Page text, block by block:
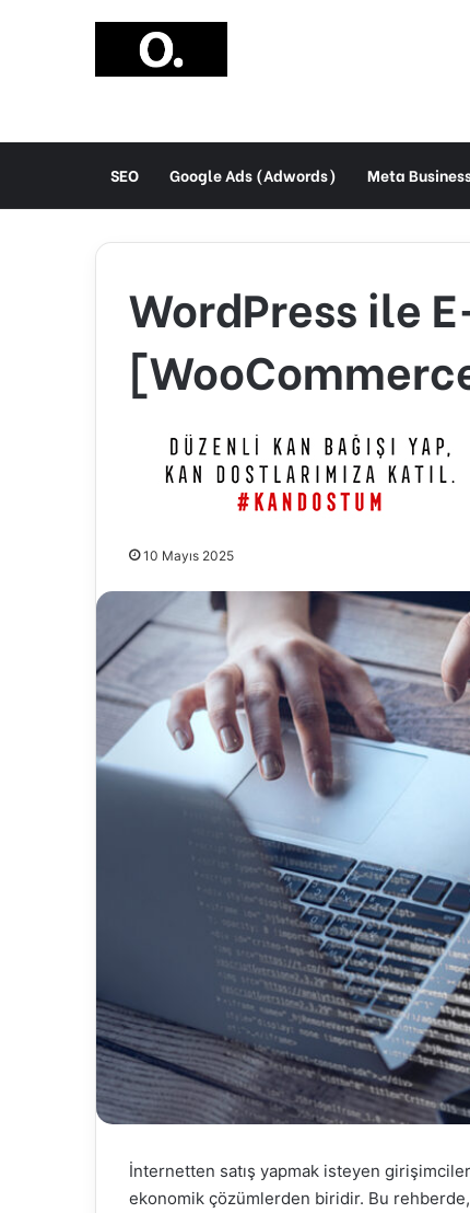
SEO Google Ads (Adwords) Meta
WordPress ile
10 Mayıs 2025
İnternetten satış yapmak isteyen
ekonomik çözümlerden biridir. Bu